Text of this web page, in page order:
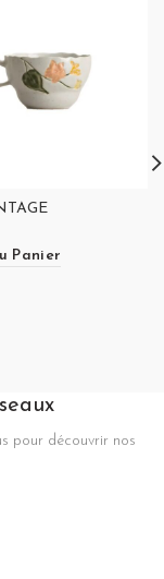
Panier
pour découvrir nos